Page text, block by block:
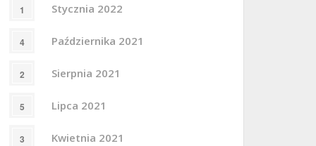
1 Stycznia 2022
4 Października 2021
2 Sierpnia 2021
5 Lipca 2021
3 Kwietnia 2021